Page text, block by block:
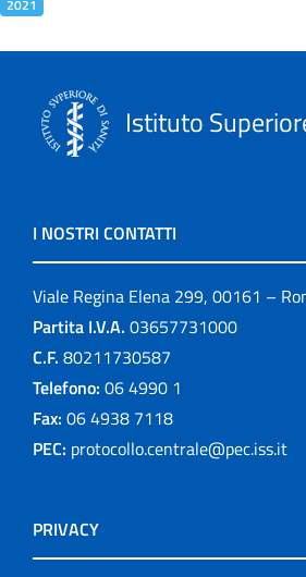
2021
Istituto
I NOSTRI CONTATTI
Viale Regina Elena 299, 00161 –
Partita I.V.A. 03657731000
C.F. 80211730587
Telefono: 06 4990 1
Fax: 06 4938 7118
PEC: protocollo.centrale@pec.iss.it
PRIVACY